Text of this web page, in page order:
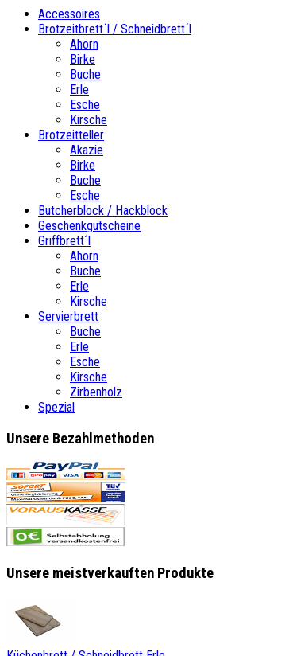
Accessoires
Brotzeitbrett´l / Schneidbrett´l
Ahorn
Birke
Buche
Erle
Esche
Kirsche
Brotzeitteller
Akazie
Birke
Buche
Esche
Butcherblock / Hackblock
Geschenkgutscheine
Griffbrett´l
Ahorn
Buche
Erle
Kirsche
Servierbrett
Buche
Erle
Esche
Kirsche
Zirbenholz
Spezial
Unsere Bezahlmethoden
Unsere meistverkauften Produkte